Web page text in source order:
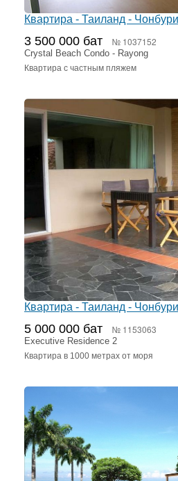
Квартира - Таиланд -
3 500 000 бат № 1037152
Crystal Beach Condo - Rayong
Квартира с частным пляжем
Квартира - Таиланд -
5 000 000 бат № 1153063
Executive Residence 2
Квартира в 1000 метрах от моря